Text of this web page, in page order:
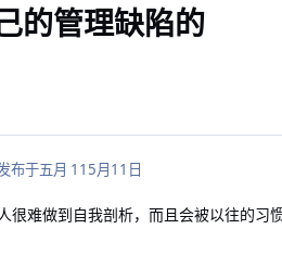
的管理缺陷的
布于五月 11 5月11日
很难做到自我剖析，而且会被以往的习